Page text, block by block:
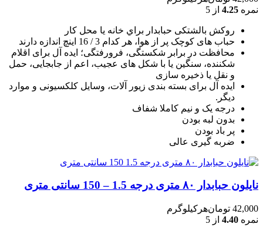
نمره 4.25 از 5
روکش بالشتکی حبابدار براي خانه يا محل کار
حباب های کوچک پر از هوا، هر کدام 3 / 16 اينچ اندازه دارند
محافظت در برابر شکستگی، فرورفتگی؛ ايده آل برای اقلام
شکننده، سنگين يا با شکل های عجيب، اعم از جابجايی، حمل
و نقل يا ذخيره سازی
ایده آل برای بسته بندی زیور آلات، وسایل کلکسیونی و موارد
دیگر.
درجه یک و نیم کاملا شفاف
بدون لبه بودن
پر باد بودن
ضربه گیری عالی
نایلون حبابدار ۸۰ متری درجه 1.5 – 150 سانتی متری
42,000 تومانهرکیلوگرم
نمره 4.40 از 5